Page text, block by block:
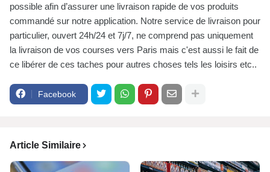
possible afin d’assurer une livraison rapide de vos produits
commandé sur notre application. Notre service de livraison pour
particulier, ouvert 24h/24 et 7j/7, ne comprend pas uniquement
la livraison de vos courses vers Paris mais c'est aussi le fait de
ce libérer de ces taches pour autres choses tels les loisirs etc..
Facebook
Article Similaire